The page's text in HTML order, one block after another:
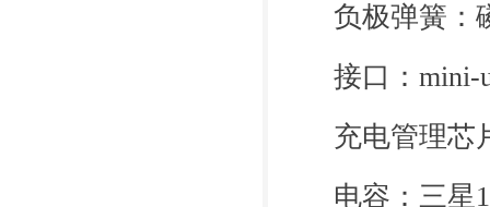
负极弹簧：
接口：mini-
充电管理芯
电容：三星